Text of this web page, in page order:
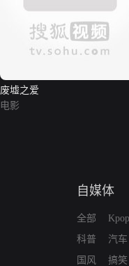
废墟之爱
电影
自媒体
全部
科普
国风
Kpop
汽车
搞笑